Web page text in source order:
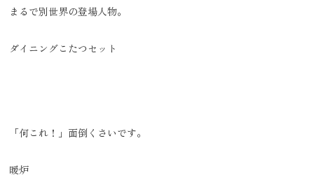
まるで別世界の登場人物。
ダイニングこたつセット
「何これ！」面倒くさいです。
暖炉